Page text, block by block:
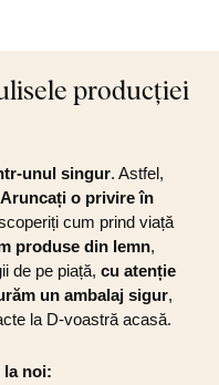
producției
unul singur. Astfel,
Aruncați o privire în
cum prind viață
produse din lemn,
de pe piață, cu atenție
un ambalaj sigur,
la D-voastră acasă.
la noi: